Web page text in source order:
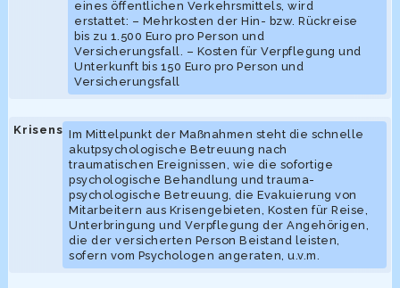
eines öffentlichen Verkehrsmittels, wird
erstattet: – Mehrkosten der Hin- bzw. Rückreise
bis zu 1.500 Euro pro Person und
Versicherungsfall. – Kosten für Verpflegung und
Unterkunft bis 150 Euro pro Person und
Versicherungsfall
KrisenschutzIm Mittelpunkt der Maßnahmen steht die schnelle
akutpsychologische Betreuung nach
traumatischen Ereignissen, wie die sofortige
psychologische Behandlung und trauma-
psychologische Betreuung, die Evakuierung von
Mitarbeitern aus Krisengebieten, Kosten für Reise,
Unterbringung und Verpflegung der Angehörigen,
die der versicherten Person Beistand leisten,
sofern vom Psychologen angeraten, u.v.m.